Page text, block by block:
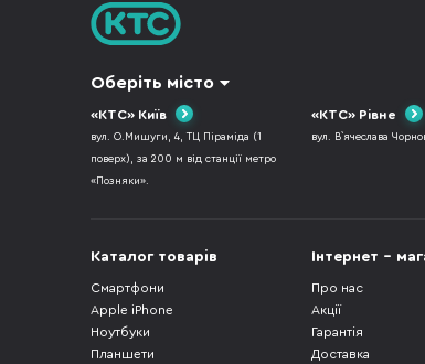
Оберіть місто
«КТС» Київ
вул. О.Мишуги, 4, ТЦ Піраміда (1
поверх), за 200 м від станції метро
«Позняки».
«КТС» Рівне
вул. В`ячеслава
Каталог товарів
Смартфони
Apple iPhone
Ноутбуки
Планшети
Інтернет -
Про нас
Акції
Гарантія
Доставка